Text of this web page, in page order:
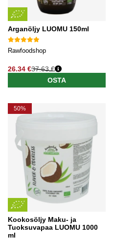
Arganöljy LUOMU 150ml
Rawfoodshop
26.34 €
Normaali hinta
37.63 €
OSTA
50%
Kookosöljy Maku- ja
Tuoksuvapaa LUOMU 1000
ml